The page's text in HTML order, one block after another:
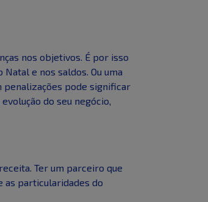
nos objetivos. É por isso
e nos saldos. Ou uma
penalizações pode significar
do seu negócio,
Ter um parceiro que
as particularidades do